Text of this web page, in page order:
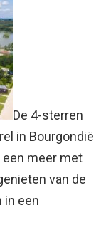
De 4-sterren
in Bourgondië
meer met
van de
in een